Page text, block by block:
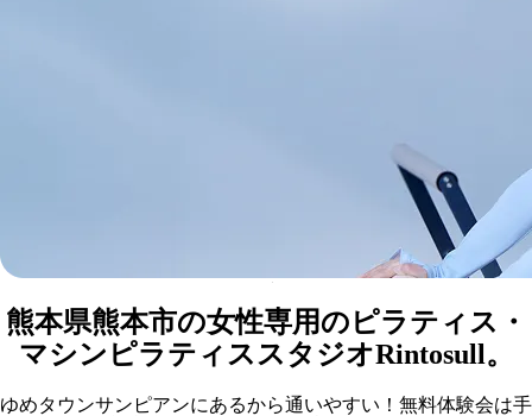
熊本市
熊本県熊本市の女性専用のピラティス・
マシンピラティススタジオRintosull。
ゆめタウンサンピアンにあるから通いやすい！無料体験会は手